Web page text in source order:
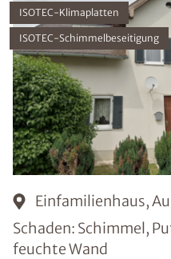
ISOTEC-Klimaplatten
ISOTEC-Schimmelbeseitigung
Einfamilienhaus,
Schaden: Schimmel,
feuchte Wand